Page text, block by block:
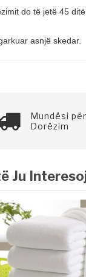
do të jetë 45
asnjë skedar.
Mundësi
Dorëzim
Ju